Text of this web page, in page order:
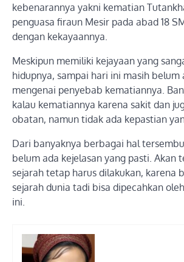
kebenarannya yakni kematian
penguasa firaun Mesir pada abad 18
dengan kekayaannya.
Meskipun memiliki kejayaan yang
hidupnya, sampai hari ini masih belum
mengenai penyebab kematiannya.
kalau kematiannya karena sakit dan
obatan, namun tidak ada kepastian
Dari banyaknya berbagai hal
belum ada kejelasan yang pasti. Akan
sejarah tetap harus dilakukan, karena
sejarah dunia tadi bisa dipecahkan
ini.